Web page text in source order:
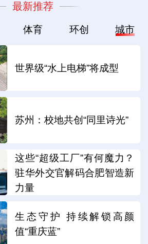
最新推荐
体育 环创 城市
世界级“水上电梯”将成型
苏州：校地共创“同里诗光”
这些“超级工厂”有何魔力？
驻华外交官解码合肥智造新
力量
生态守护 持续解锁高颜
值“重庆蓝”